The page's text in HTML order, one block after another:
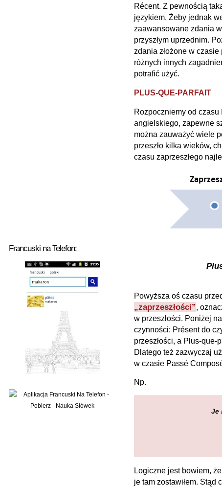
Francuski na Telefon:
Récent. Z pewnością
językiem. Żeby jednak
zaawansowane zdania
przyszłym uprzednim.
zdania złożone w
różnych innych
potrafić użyć.
PLUS-QUE-PARFAIT
Rozpoczniemy od czasu
angielskiego, zapewne
można zauważyć wiele
przeszło kilka wieków,
czasu zaprzeszłego
Powyższa oś czasu
„zaprzeszłości”,
w przeszłości. Poniżej
czynności: Présent do
przeszłości, a Plus-que-
Dlatego też zazwyczaj
w czasie Passé
Np.
Je
Logiczne jest bowiem,
je tam zostawiłem. Stąd